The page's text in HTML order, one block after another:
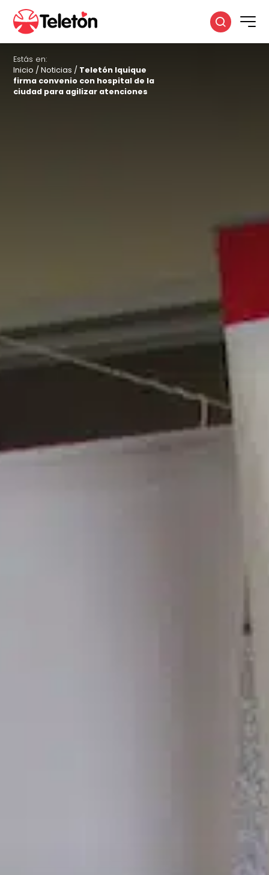
Estás en:
Inicio /Noticias / Teletón Iquique
firma convenio con hospital de la
ciudad para agilizar atenciones